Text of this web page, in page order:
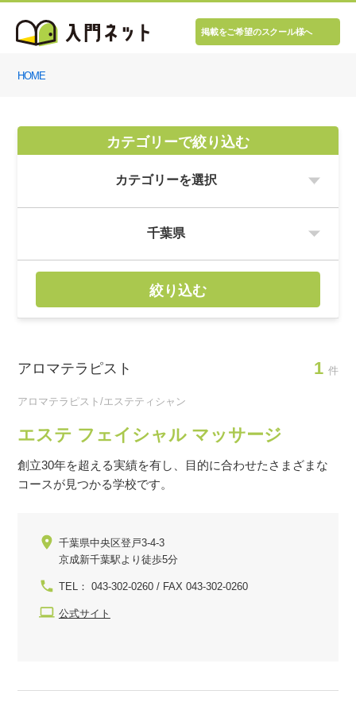
掲載をご希望のスクール様へ
HOME
カテゴリーで絞り込む
絞り込む
アロマテラピスト 1 件
アロマテラピスト/エステティシャン
エステ フェイシャル マッサージ
創立30年を超える実績を有し、目的に合わせたさまざまな
コースが見つかる学校です。
千葉県中央区登戸3-4-3
京成新千葉駅より徒歩5分
TEL： 043-302-0260 / FAX 043-302-0260
公式サイト